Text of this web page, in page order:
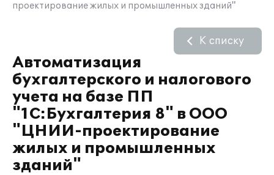
проектирование жилых и промышленных зданий"
Автоматизация
бухгалтерского и налогового
учета на базе ПП
"1С:Бухгалтерия 8" в ООО
"ЦНИИ-проектирование
жилых и промышленных
зданий"
К списку